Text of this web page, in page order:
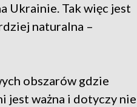
Ukrainie. Tak więc jest
naturalna –
obszarów gdzie
jest ważna i dotyczy nie